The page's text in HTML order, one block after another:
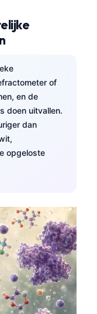
of
en de
doen uitvallen.
dan
opgeloste